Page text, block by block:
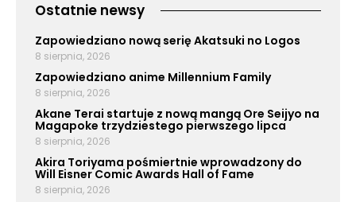
Ostatnie newsy
Zapowiedziano nową serię Akatsuki no Logos
8 sierpnia, 2026
Zapowiedziano anime Millennium Family
8 sierpnia, 2026
Akane Terai startuje z nową mangą Ore Seijyo na
Magapoke trzydziestego pierwszego lipca
8 sierpnia, 2026
Akira Toriyama pośmiertnie wprowadzony do
Will Eisner Comic Awards Hall of Fame
8 sierpnia, 2026